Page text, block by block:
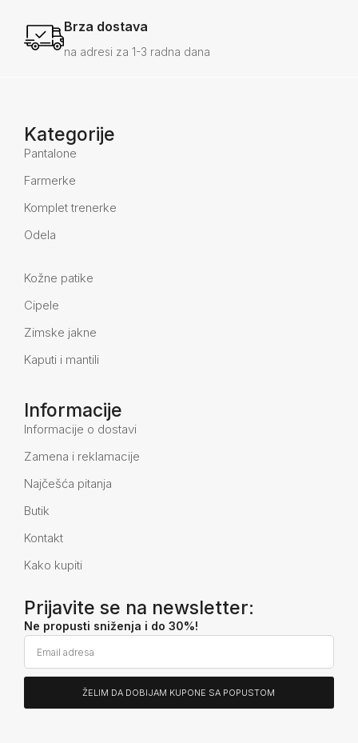
Brza dostava
na adresi za 1-3 radna dana
Kategorije
Pantalone
Farmerke
Komplet trenerke
Odela
Kožne patike
Cipele
Zimske jakne
Kaputi i mantili
Informacije
Informacije o dostavi
Zamena i reklamacije
Najčešća pitanja
Butik
Kontakt
Kako kupiti
Prijavite se na newsletter:
Ne propusti sniženja i do 30%!
ŽELIM DA DOBIJAM KUPONE SA POPUSTOM